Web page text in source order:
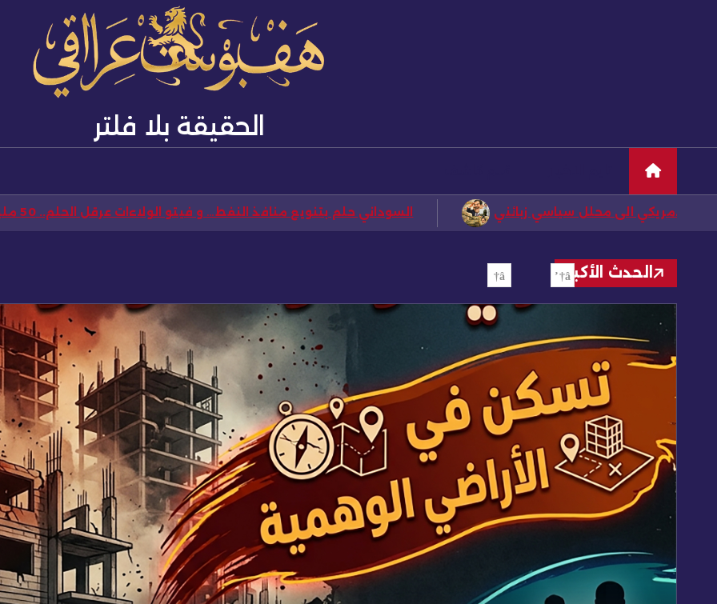
الحقيقة بلا فلتر
ضابط يكشف أسرار عياد طوفان.. من طابور خامس خدم الجيش الأمريكي الى محلل سياسي زبائني
الحدث الأكبر